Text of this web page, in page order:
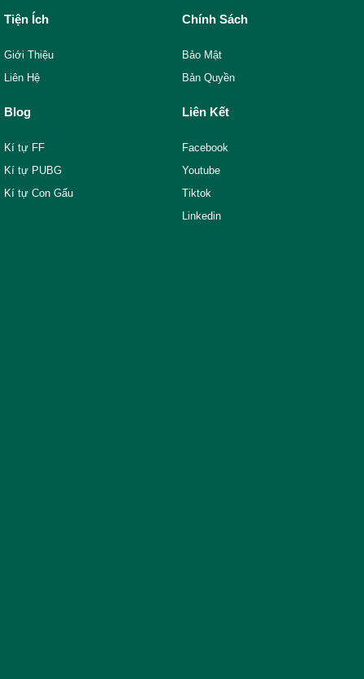
Tiện Ích
Giới Thiệu
Liên Hệ
Chính Sách
Bảo Mật
Bản Quyền
Blog
Kí tự FF
Kí tự PUBG
Kí tự Con Gấu
Liên Kết
Facebook
Youtube
Tiktok
Linkedin